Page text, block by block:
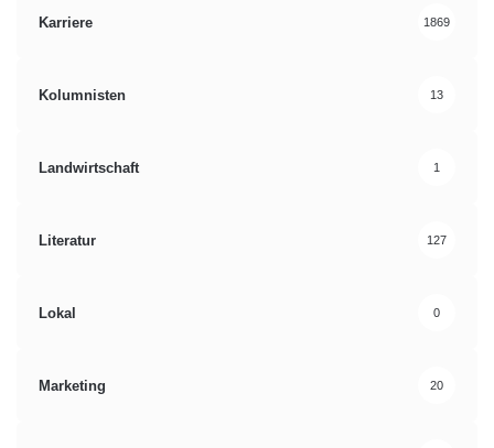
Karriere 1869
Kolumnisten 13
Landwirtschaft 1
Literatur 127
Lokal 0
Marketing 20